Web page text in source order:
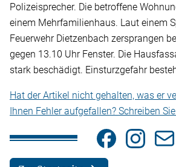
Polizeisprecher. Die betroffene
einem Mehrfamilienhaus. Laut einem
Feuerwehr Dietzenbach zersprangen
gegen 13.10 Uhr Fenster. Die
stark beschädigt. Einsturzgefahr
Hat der Artikel nicht gehalten, was er
Ihnen Fehler aufgefallen? Schreiben